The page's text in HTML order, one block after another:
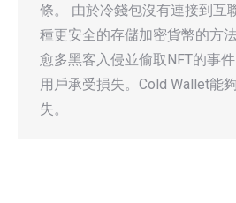
條。 由於冷錢包沒有連接到互
種更安全的存儲加密貨幣的方
愈多黑客入侵並偷取NFT的事
用戶承受損失。Cold Wallet能
失。